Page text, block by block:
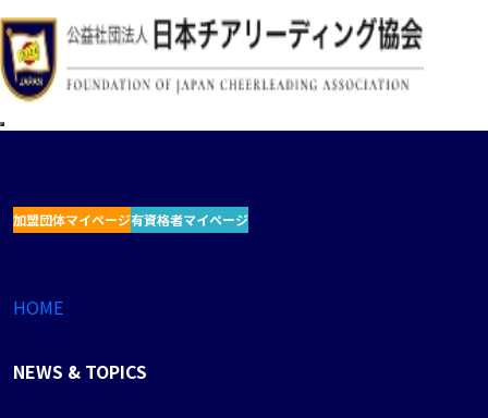
加盟団体マイページ有資格者マイページ
HOME
NEWS & TOPICS